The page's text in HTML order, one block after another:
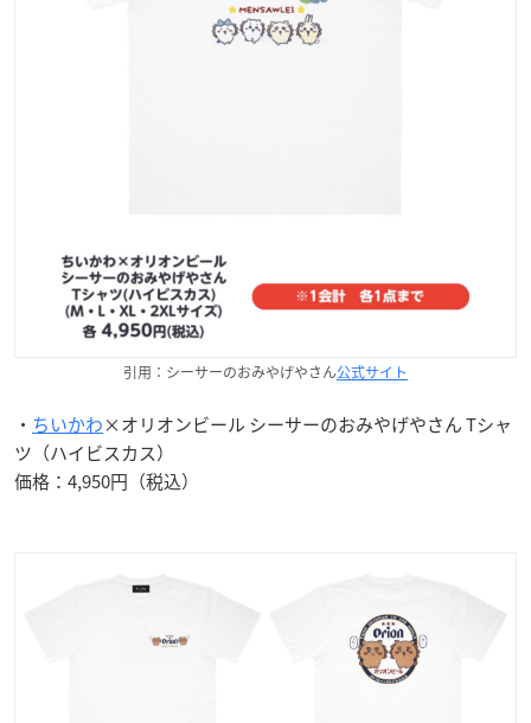
引用：シーサーのおみやげやさん公式サイト
・ ちいかわ×オリオンビール シーサーのおみやげやさん Tシャ
ツ（ハイビスカス）
価格：4,950円（税込）